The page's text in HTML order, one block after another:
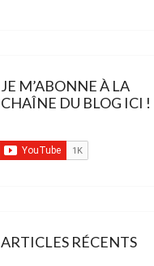
JE M’ABONNE À LA
CHAÎNE DU BLOG ICI !
ARTICLES RÉCENTS